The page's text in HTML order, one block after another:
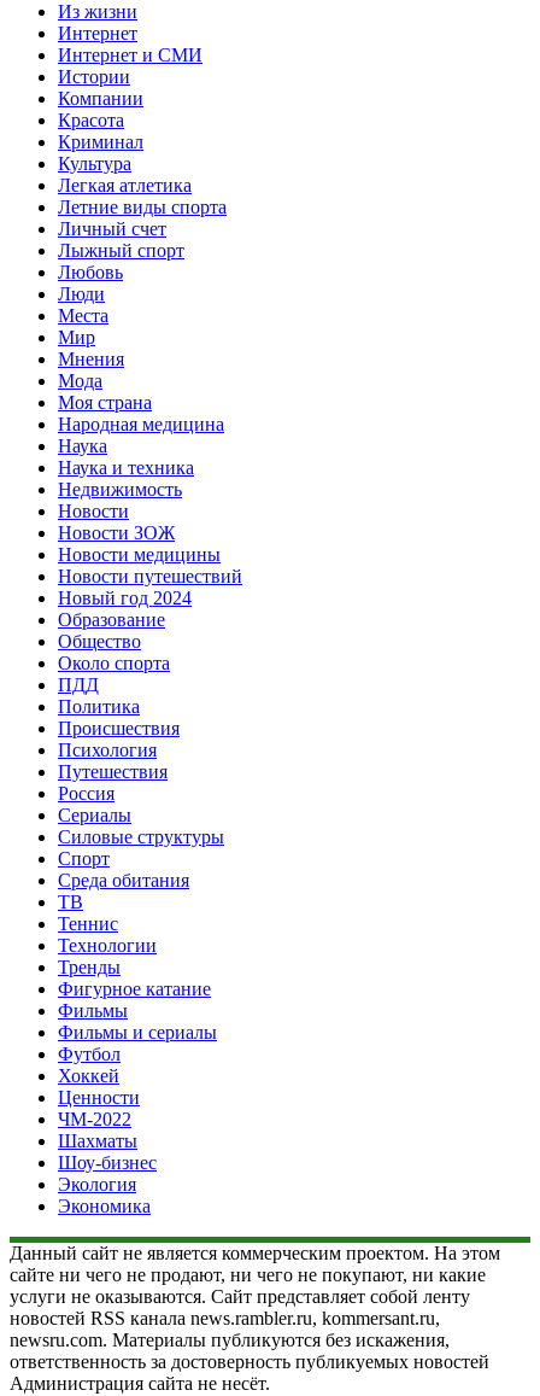
Из жизни
Интернет
Интернет и СМИ
Истории
Компании
Красота
Криминал
Культура
Легкая атлетика
Летние виды спорта
Личный счет
Лыжный спорт
Любовь
Люди
Места
Мир
Мнения
Мода
Моя страна
Народная медицина
Наука
Наука и техника
Недвижимость
Новости
Новости ЗОЖ
Новости медицины
Новости путешествий
Новый год 2024
Образование
Общество
Около спорта
ПДД
Политика
Происшествия
Психология
Путешествия
Россия
Сериалы
Силовые структуры
Спорт
Среда обитания
ТВ
Теннис
Технологии
Тренды
Фигурное катание
Фильмы
Фильмы и сериалы
Футбол
Хоккей
Ценности
ЧМ-2022
Шахматы
Шоу-бизнес
Экология
Экономика
Данный сайт не является коммерческим проектом. На этом
сайте ни чего не продают, ни чего не покупают, ни какие
услуги не оказываются. Сайт представляет собой ленту
новостей RSS канала news.rambler.ru, kommersant.ru,
newsru.com. Материалы публикуются без искажения,
ответственность за достоверность публикуемых новостей
Администрация сайта не несёт.